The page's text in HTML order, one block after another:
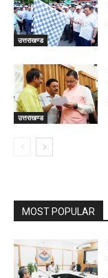
उत्तराखण्ड
उत्तराखण्ड
MOST POPULAR